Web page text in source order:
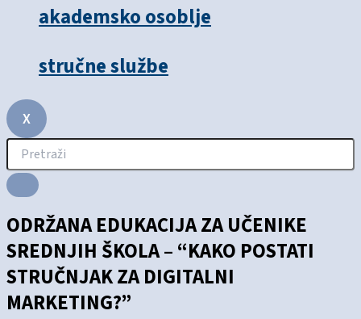
akademsko osoblje
stručne službe
X
ODRŽANA EDUKACIJA ZA UČENIKE
SREDNJIH ŠKOLA – “KAKO POSTATI
STRUČNJAK ZA DIGITALNI
MARKETING?”